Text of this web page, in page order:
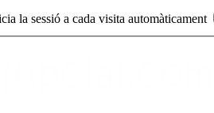
la sessió a cada visita automàticament